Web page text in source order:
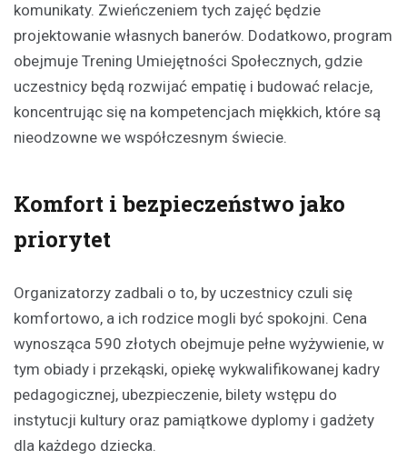
komunikaty. Zwieńczeniem tych zajęć będzie
projektowanie własnych banerów. Dodatkowo, program
obejmuje Trening Umiejętności Społecznych, gdzie
uczestnicy będą rozwijać empatię i budować relacje,
koncentrując się na kompetencjach miękkich, które są
nieodzowne we współczesnym świecie.
Komfort i bezpieczeństwo jako
priorytet
Organizatorzy zadbali o to, by uczestnicy czuli się
komfortowo, a ich rodzice mogli być spokojni. Cena
wynosząca 590 złotych obejmuje pełne wyżywienie, w
tym obiady i przekąski, opiekę wykwalifikowanej kadry
pedagogicznej, ubezpieczenie, bilety wstępu do
instytucji kultury oraz pamiątkowe dyplomy i gadżety
dla każdego dziecka.